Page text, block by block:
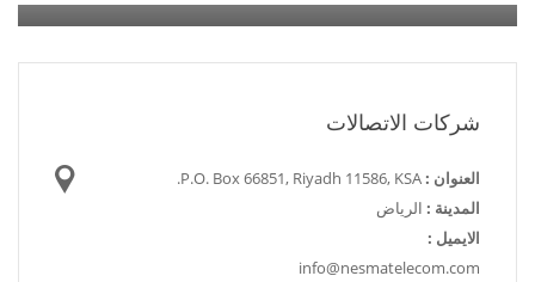
شركات الاتصالات
العنوان : P.O. Box 66851, Riyadh 11586, KSA.
المدينة : الرياض
الايميل :
info@nesmatelecom.com